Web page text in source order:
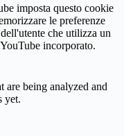
imposta questo cookie
le preferenze
che utilizza un
incorporato.
are being analyzed and
yet.